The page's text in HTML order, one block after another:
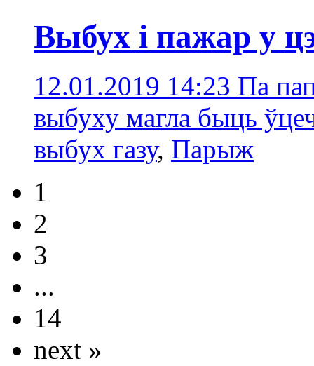
Выбух і пажар у
12.01.2019 14:23 Па
выбуху магла быць
выбух газу, Парыж
1
2
3
...
14
next »